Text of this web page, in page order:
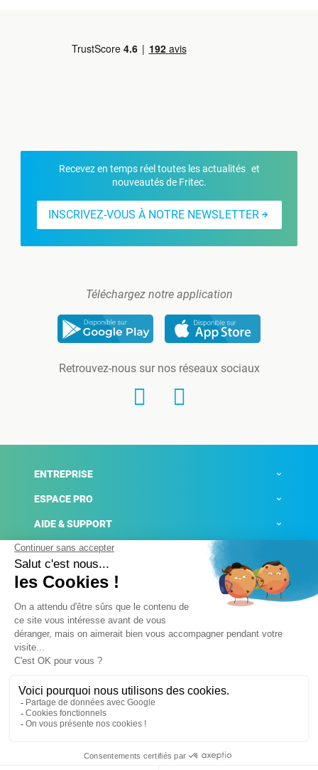
Recevez en temps réel toutes les actualités et
nouveautés de Fritec.
INSCRIVEZ-VOUS À NOTRE NEWSLETTER
Téléchargez notre application
Retrouvez-nous sur nos réseaux sociaux
ENTREPRISE
ESPACE PRO
AIDE & SUPPORT
ACTUALITÉS
Mentions légales
Conditions générales de ventes
Plateforme de signalement